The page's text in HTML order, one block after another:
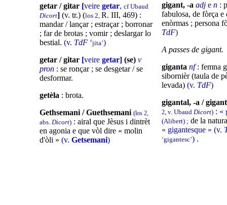
getar / gitar [veire getar, cf Ubaud
Dicort] (v. tr.) (los 2, R. III, 469) :
mandar / lançar ; estraçar ; borronar
; far de brotas ; vomir ; deslargar lo
bestial. (v. TdF ‘jita’)
getar / gitar [veire getar] (se) v
pron : se ronçar ; se desgetar / se
desformar.
getèla : brota.
Gethsemani / Guethsemani (los 2,
abs. Dicort) : airal que Jèsus i dintrèt
en agonia e que vòl dire « molin
d'òli » (v. Getsemani)
gigant, -a adj e n :
fabulosa, de fòrça e
enòrmas ; persona
TdF)
A passes de gigant.
giganta nf: femna
sibornièr (taula de
levada) (v. TdF)
gigantal, -a /
2, v. Ubaud Dicort) : «
(Alibert) ; de la
« gigantesque » (v.
‘gigantesc’) .